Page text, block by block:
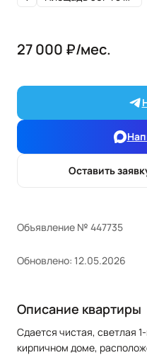
27 000 ₽/мес.
Оставить
Объявление № 447735
Обновлено: 12.05.2026
Описание квартиры
Сдается чистая, светлая
кирпичном доме,